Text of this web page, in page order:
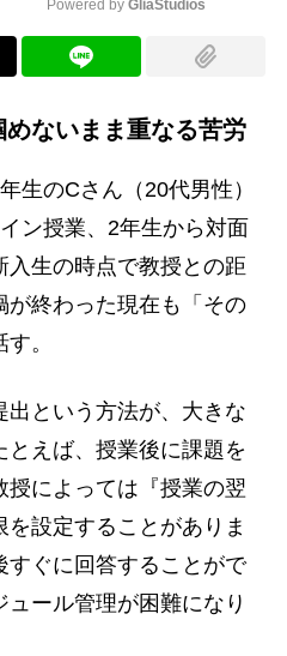
Powered by GliaStudios
ないまま重なる苦労
生のCさん（20代男性）
ン授業、2年生から対面
生の時点で教授との距
が終わった現在も「その
。
出という方法が、大きな
えば、授業後に課題を
によっては『授業の翌
を設定することがありま
すぐに回答することがで
ール管理が困難になり